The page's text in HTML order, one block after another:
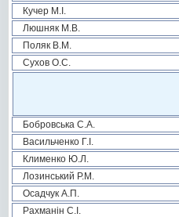
Кучер М.І.
Люшняк М.В.
Поляк В.М.
Сухов О.С.
Бобровська С.А.
Васильченко Г.І.
Клименко Ю.Л.
Лозинський Р.М.
Осадчук А.П.
Рахманін С.І.